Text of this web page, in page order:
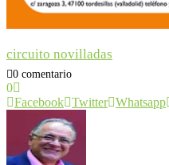
circuito novilladas
0 comentario
0
Facebook Twitter Whatsapp